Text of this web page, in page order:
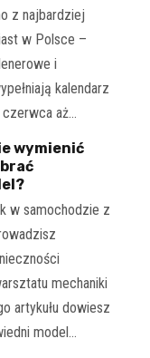
z najbardziej
w Polsce –
i
kalendarz
czerwca aż…
wymienić
w samochodzie z
mechaniki
artykułu dowiesz
model…